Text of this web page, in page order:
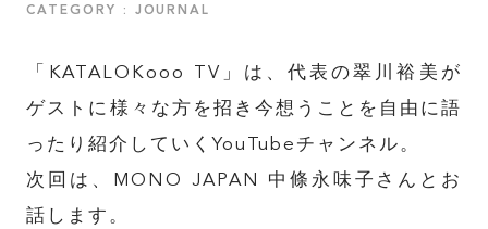
CATEGORY : JOURNAL
「KATALOKooo TV」は、代表の翠川裕美が
ゲストに様々な方を招き今想うことを自由に語
ったり紹介していくYouTubeチャンネル。
次回は、MONO JAPAN 中條永味子さんとお
話します。